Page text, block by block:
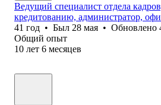
Ведущий специалист отдела
кредитованию, администратор,
41 год • Был 28 мая • Обновлено
Общий опыт
10 лет 6 месяцев